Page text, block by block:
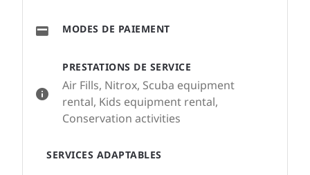
PRESTATIONS DE SERVICE
Air Fills, Nitrox, Scuba equipment
rental, Kids equipment rental,
Conservation activities
SERVICES ADAPTABLES
MODES DE PAIEMENT